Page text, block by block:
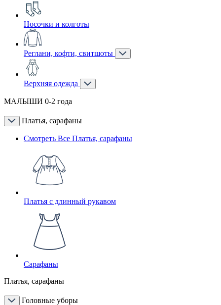
Носочки и колготы
Реглани, кофти, свитшоты
Верхняя одежда
МАЛЫШИ 0-2 года
Платья, сарафаны
Смотреть Все Платья, сарафаны
Платья с длинный рукавом
Сарафаны
Платья, сарафаны
Головные уборы